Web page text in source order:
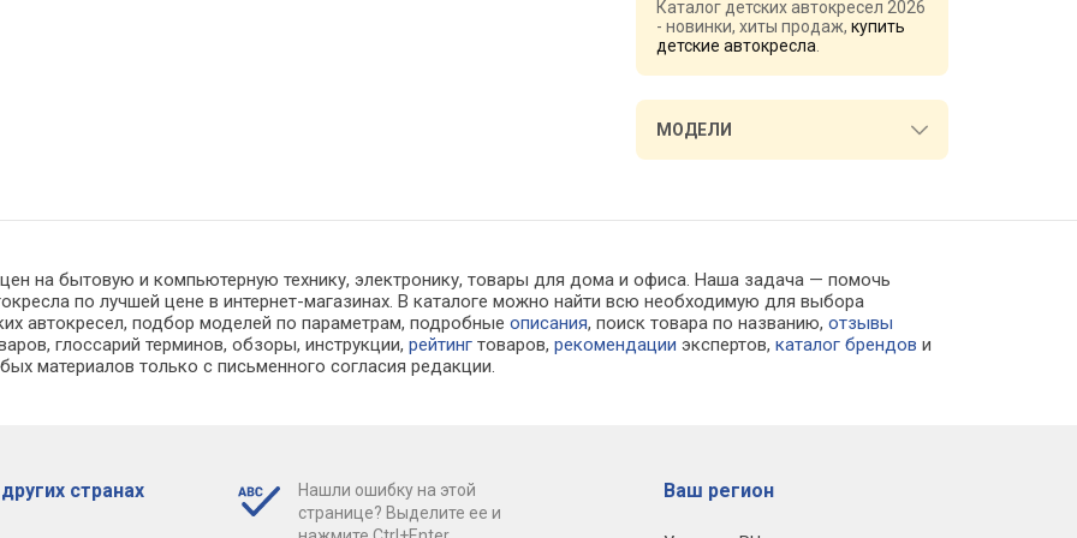
Каталог детских автокресел 2026
- новинки, хиты продаж, купить
детские автокресла
МОДЕЛИ
на бытовую и компьютерную технику, электронику, товары для дома и офиса. Наша задача — помочь
по лучшей цене в интернет-магазинах. В каталоге можно найти всю необходимую для выбора
автокресел, подбор моделей по параметрам, подробныеописания, поиск товара по названию,отзывы
глоссарий терминов, обзоры, инструкции,рейтинг товаров,рекомендации экспертов,каталог брендов и
материалов только с письменного согласия редакции.
странах
Нашли ошибку на этой
странице? Выделите ее и
Ваш регион